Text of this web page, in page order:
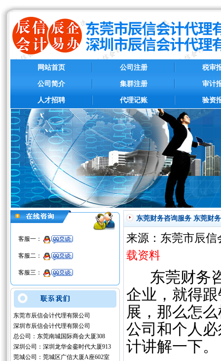
网站首页
公司简介
人才招聘
公司注册
集群注册
代理记账
税审
审计
验资
客服一：
客服二：
客服三：
东莞市辰信会计代理有限公司
深圳市辰信会计代理有限公司
总公司：东莞南城国际商会大厦308
深圳公司：深圳龙华金銮时代大厦913
莞城公司：莞城区广信大厦A座602室
东莞财务咨询服务 东莞财
来源：东莞市辰
载资料
东莞财务咨
企业，就得
展，那么怎
公司和个人
计讲解一下。